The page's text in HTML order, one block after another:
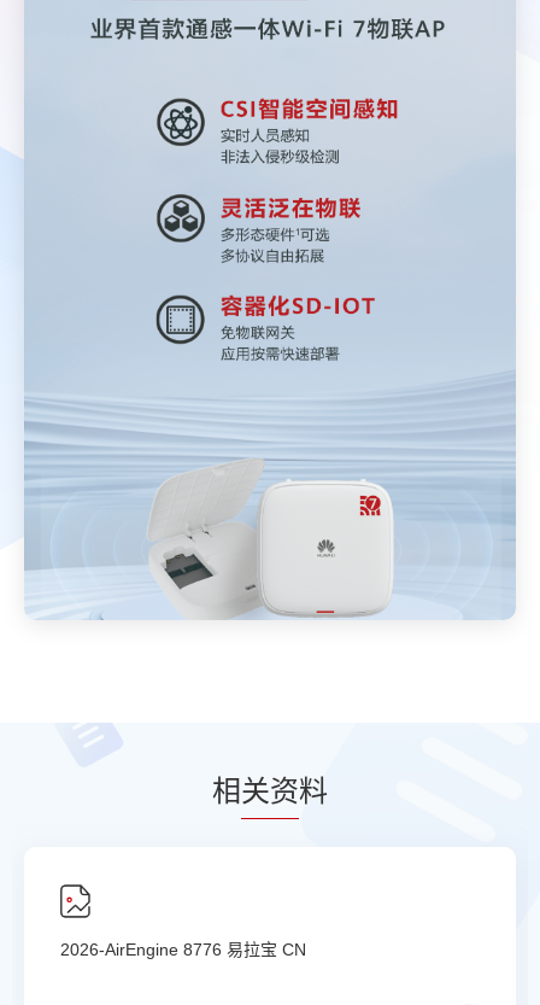
相关资料
2026-AirEngine 8776 易拉宝 CN